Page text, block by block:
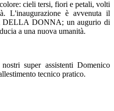
cieli tersi, fiori e petali, volti
L'inaugurazione è avvenuta il
DELLA DONNA; un augurio di
a una nuova umanità.
super assistenti Domenico
tecnico pratico.